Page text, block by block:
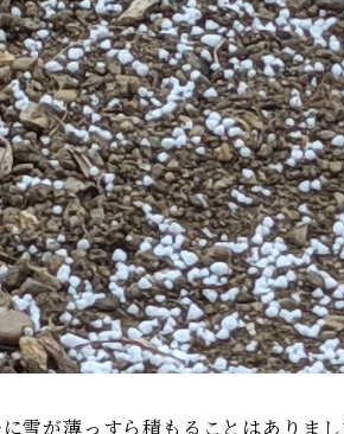
雪が薄っすら積もることはありま